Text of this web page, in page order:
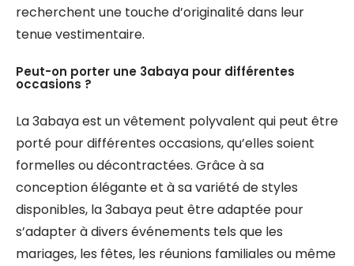
recherchent une touche d’originalité dans leur
tenue vestimentaire.
Peut-on porter une 3abaya pour différentes
occasions ?
La 3abaya est un vêtement polyvalent qui peut être
porté pour différentes occasions, qu’elles soient
formelles ou décontractées. Grâce à sa
conception élégante et à sa variété de styles
disponibles, la 3abaya peut être adaptée pour
s’adapter à divers événements tels que les
mariages, les fêtes, les réunions familiales ou même